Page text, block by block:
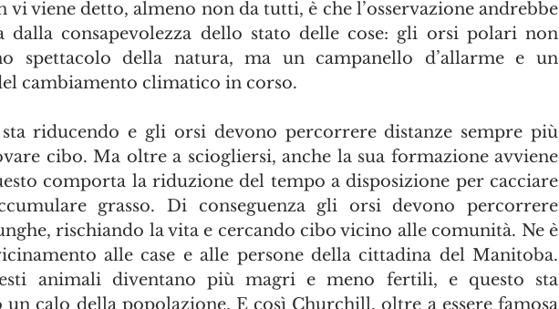
vi viene detto, almeno non da tutti, è che l’osservazione andrebbe
dalla consapevolezza dello stato delle cose: gli orsi polari non
spettacolo della natura, ma un campanello d’allarme e un
cambiamento climatico in corso.
riducendo e gli orsi devono percorrere distanze sempre più
cibo. Ma oltre a sciogliersi, anche la sua formazione avviene
comporta la riduzione del tempo a disposizione per cacciare
grasso. Di conseguenza gli orsi devono percorrere
rischiando la vita e cercando cibo vicino alle comunità. Ne è
alle case e alle persone della cittadina del Manitoba.
animali diventano più magri e meno fertili, e questo sta
calo della popolazione. E così Churchill, oltre a essere famosa